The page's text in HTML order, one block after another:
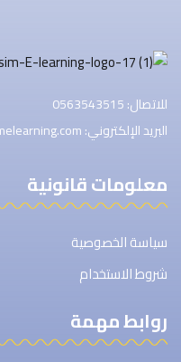
للاتصال: 0563543515
البريد الإلكتروني: info@bassimelearning.com
معلومات قانونية
سياسة الخصوصية
شروط الاستخدام
روابط مهمة